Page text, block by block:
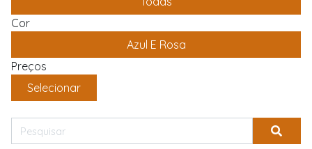
Cor
Azul E Rosa
Preços
Selecionar